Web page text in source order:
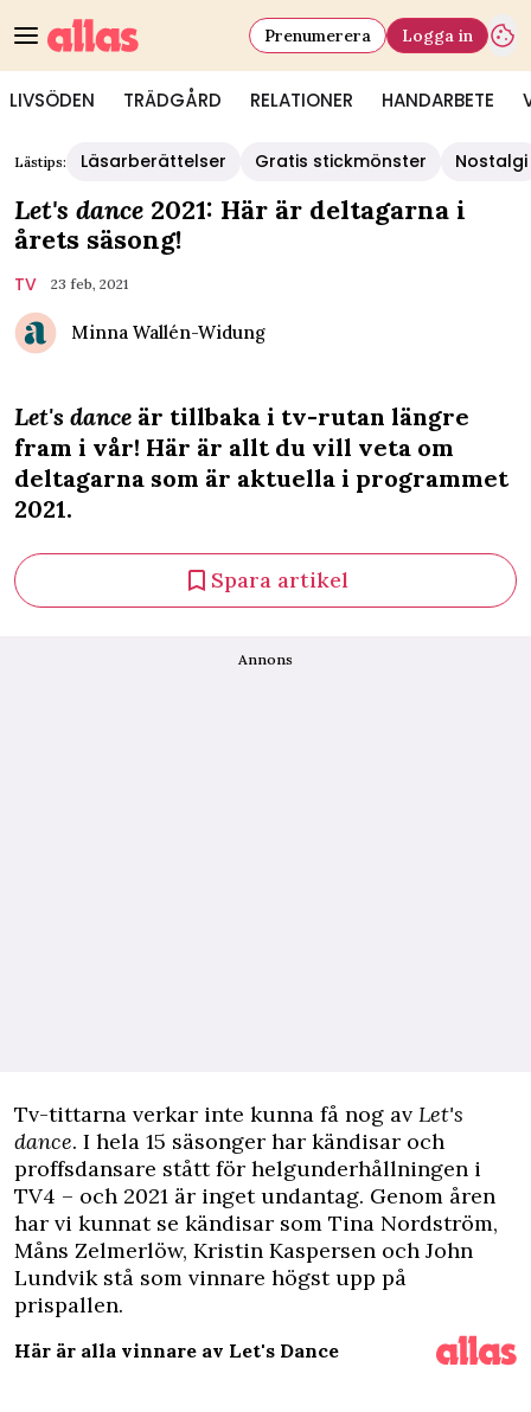
LIVSÖDEN TRÄDGÅRD RELATIONER HANDARBETE
Prenumerera Logga in
Lästips: Läsarberättelser Gratis stickmönster Nostalgi
Let's dance 2021: Här är deltagarna i
årets säsong!
TV 23 feb, 2021
Minna Wallén-Widung
Let's dance är tillbaka i tv-rutan längre
fram i vår! Här är allt du vill veta om
deltagarna som är aktuella i programmet
2021.
Spara artikel
Annons
Tv-tittarna verkar inte kunna få nog av Let's
dance. I hela 15 säsonger har kändisar och
proffsdansare stått för helgunderhållningen i
TV4 – och 2021 är inget undantag. Genom åren
har vi kunnat se kändisar som Tina Nordström,
Måns Zelmerlöw, Kristin Kaspersen och John
Lundvik stå som vinnare högst upp på
prispallen.
Här är alla vinnare av Let's Dance